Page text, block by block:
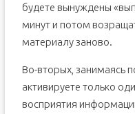
будете вынуждены
минут и потом
материалу заново.
Во-вторых, занимаясь
активируете только
восприятия